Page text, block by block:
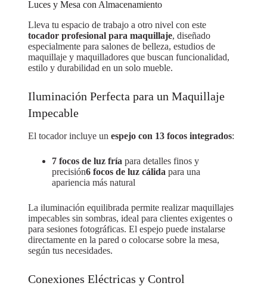
Luces y Mesa con Almacenamiento
Lleva tu espacio de trabajo a otro nivel con este
tocador profesional para maquillaje, diseñado
especialmente para salones de belleza, estudios de
maquillaje y maquilladores que buscan funcionalidad,
estilo y durabilidad en un solo mueble.
Iluminación Perfecta para un Maquillaje
Impecable
El tocador incluye un espejo con 13 focos integrados:
7 focos de luz fría para detalles finos y
precisión6 focos de luz cálida para una
apariencia más natural
La iluminación equilibrada permite realizar maquillajes
impecables sin sombras, ideal para clientes exigentes o
para sesiones fotográficas. El espejo puede instalarse
directamente en la pared o colocarse sobre la mesa,
según tus necesidades.
Conexiones Eléctricas y Control